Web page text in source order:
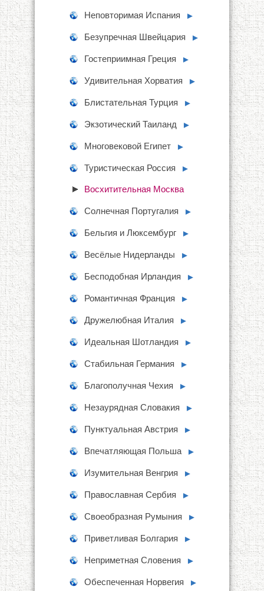
Неповторимая Испания ►
Безупречная Швейцария ►
Гостеприимная Греция ►
Удивительная Хорватия ►
Блистательная Турция ►
Экзотический Таиланд ►
Многовековой Египет ►
Туристическая Россия ►
Восхитительная Москва
Солнечная Португалия ►
Бельгия и Люксембург ►
Весёлые Нидерланды ►
Бесподобная Ирландия ►
Романтичная Франция ►
Дружелюбная Италия ►
Идеальная Шотландия ►
Стабильная Германия ►
Благополучная Чехия ►
Незаурядная Словакия ►
Пунктуальная Австрия ►
Впечатляющая Польша ►
Изумительная Венгрия ►
Православная Сербия ►
Своеобразная Румыния ►
Приветливая Болгария ►
Неприметная Словения ►
Обеспеченная Норвегия ►